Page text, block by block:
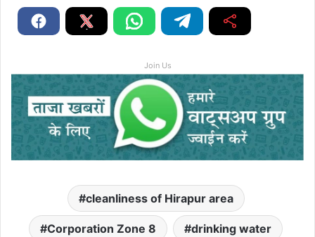
Join Us
cleanliness of Hirapur area
Corporation Zone 8 drinking water